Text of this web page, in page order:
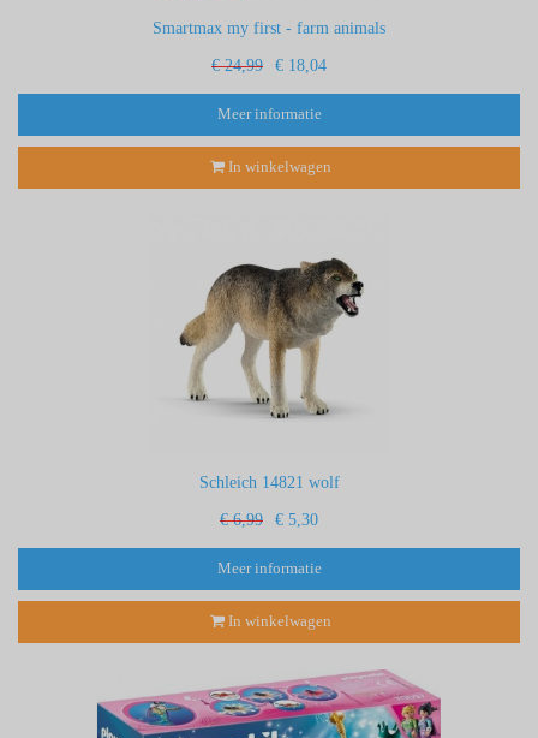
Smartmax my first - farm animals
€ 24,99 € 18,04
Meer informatie
In winkelwagen
Schleich 14821 wolf
€ 6,99 € 5,30
Meer informatie
In winkelwagen